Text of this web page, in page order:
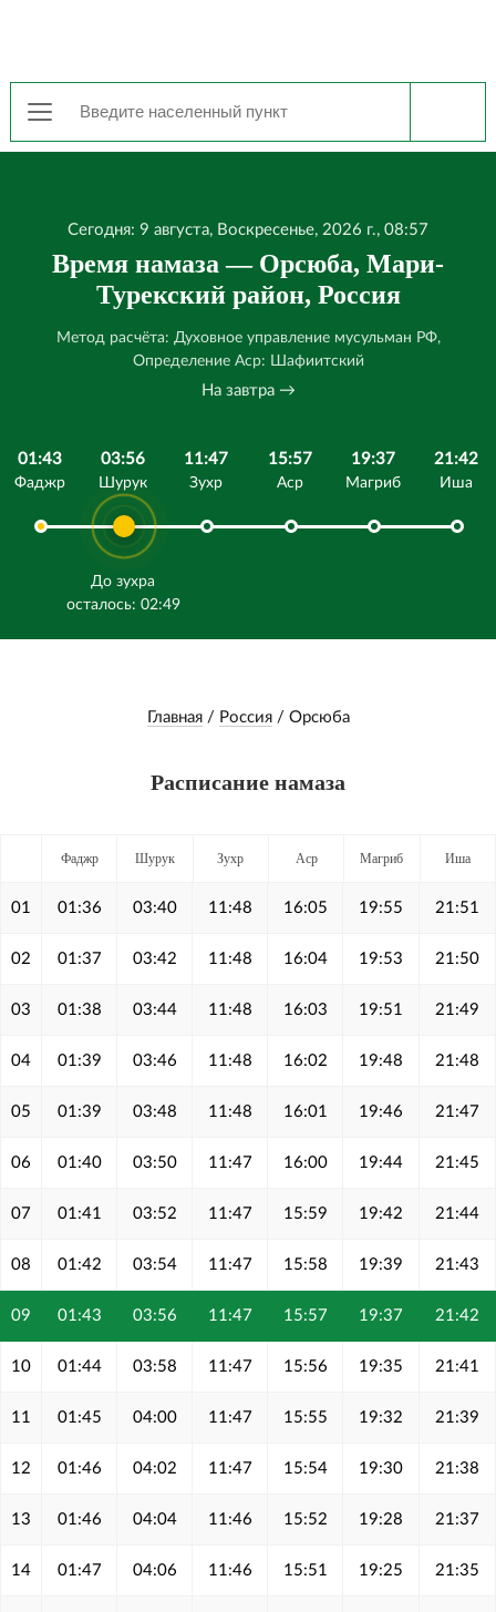
Сегодня: 9 августа, Воскресенье, 2026 г., 08:57
Время намаза — Орсюба, Мари-
Турекский район, Россия
Метод расчёта: Духовное управление мусульман РФ,
Определение Аср: Шафиитский
На завтра →
01:43
Фаджр
03:56
Шурук
До зухра
осталось: 02:49
11:47
Зухр
15:57
Аср
19:37
Магриб
21:42
Иша
Главная/ Россия/ Орсюба
Расписание намаза
Фаджр Шурук Зухр Аср Магриб Иша
01 01:36 03:40 11:48 16:05 19:55 21:51
02 01:37 03:42 11:48 16:04 19:53 21:50
03 01:38 03:44 11:48 16:03 19:51 21:49
04 01:39 03:46 11:48 16:02 19:48 21:48
05 01:39 03:48 11:48 16:01 19:46 21:47
06 01:40 03:50 11:47 16:00 19:44 21:45
07 01:41 03:52 11:47 15:59 19:42 21:44
08 01:42 03:54 11:47 15:58 19:39 21:43
09 01:43 03:56 11:47 15:57 19:37 21:42
10 01:44 03:58 11:47 15:56 19:35 21:41
11 01:45 04:00 11:47 15:55 19:32 21:39
12 01:46 04:02 11:47 15:54 19:30 21:38
13 01:46 04:04 11:46 15:52 19:28 21:37
14 01:47 04:06 11:46 15:51 19:25 21:35